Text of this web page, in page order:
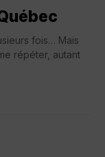
fois… Mais
répéter, autant